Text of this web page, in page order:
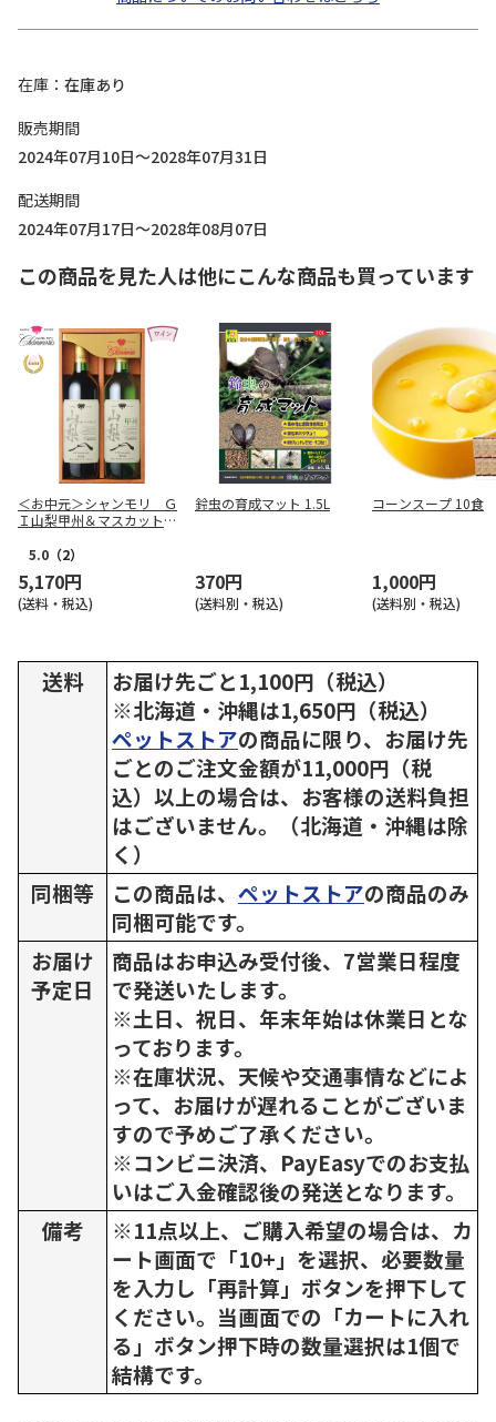
在庫
在庫あり
販売期間
2024年07月10日～2028年07月31日
配送期間
2024年07月17日～2028年08月07日
この商品を見た人は他にこんな商品も買っています
＜お中元＞シャンモリ Ｇ
Ｉ山梨甲州＆マスカット・
5.0 （2）
5,170円
(送料・税込)
鈴虫の育成マット 1.5L
370円
(送料別・税込)
コーンスープ 10食
1,000円
(送料別・税込)
送料
お届け先ごと1,100円（税込）
※北海道・沖縄は1,650円（税込）
ペットストアの商品に限り、お届け先
ごとのご注文金額が11,000円（税
込）以上の場合は、お客様の送料負担
はございません。（北海道・沖縄は除
く）
同梱等
この商品は、 ペットストアの商品のみ
同梱可能です。
お届け
予定日
商品はお申込み受付後、7営業日程度
で発送いたします。
※土日、祝日、年末年始は休業日とな
っております。
※在庫状況、天候や交通事情などによ
って、お届けが遅れることがございま
すので予めご了承ください。
※コンビニ決済、PayEasyでのお支払
いはご入金確認後の発送となります。
備考
※11点以上、ご購入希望の場合は、カ
ート画面で「10+」を選択、必要数量
を入力し「再計算」ボタンを押下して
ください。当画面での「カートに入れ
る」ボタン押下時の数量選択は1個で
結構です。